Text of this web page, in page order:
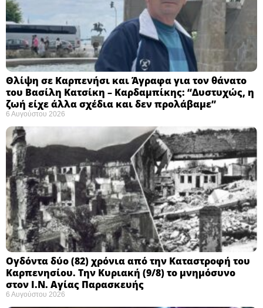
Θλίψη σε Καρπενήσι και Άγραφα για τον θάνατο
του Βασίλη Κατσίκη – Καρδαμπίκης: “Δυστυχώς, η
ζωή είχε άλλα σχέδια και δεν προλάβαμε”
6 Αυγούστου 2026
Ογδόντα δύο (82) χρόνια από την Καταστροφή του
Καρπενησίου. Την Κυριακή (9/8) το μνημόσυνο
στον Ι.Ν. Αγίας Παρασκευής
6 Αυγούστου 2026